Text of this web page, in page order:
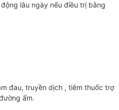
lâu ngày nếu điều trị bằng
đau, truyền dịch , tiêm thuốc trợ
ấm.